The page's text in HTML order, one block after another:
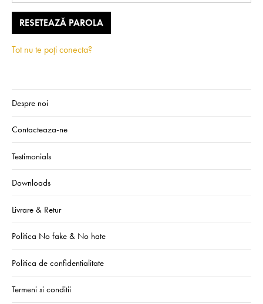
Tot nu te poți conecta?
Despre noi
Contacteaza-ne
Testimonials
Downloads
Livrare & Retur
Politica No fake & No hate
Politica de confidentialitate
Termeni si conditii